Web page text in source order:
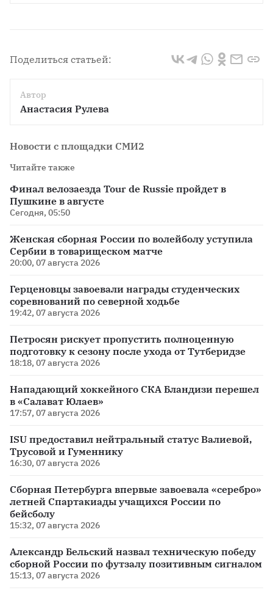
Поделиться статьей:
Автор
Анастасия Рулева
Новости с площадки СМИ2
Читайте также
Финал велозаезда Tour de Russie пройдет в
Пушкине в августе
Сегодня, 05:50
Женская сборная России по волейболу уступила
Сербии в товарищеском матче
20:00, 07 августа 2026
Герценовцы завоевали награды студенческих
соревнований по северной ходьбе
19:42, 07 августа 2026
Петросян рискует пропустить полноценную
подготовку к сезону после ухода от Тутберидзе
18:18, 07 августа 2026
Нападающий хоккейного СКА Бландизи перешел
в «Салават Юлаев»
17:57, 07 августа 2026
ISU предоставил нейтральный статус Валиевой,
Трусовой и Гуменнику
16:30, 07 августа 2026
Сборная Петербурга впервые завоевала «серебро»
летней Спартакиады учащихся России по
бейсболу
15:32, 07 августа 2026
Александр Бельский назвал техническую победу
сборной России по футзалу позитивным сигналом
15:13, 07 августа 2026